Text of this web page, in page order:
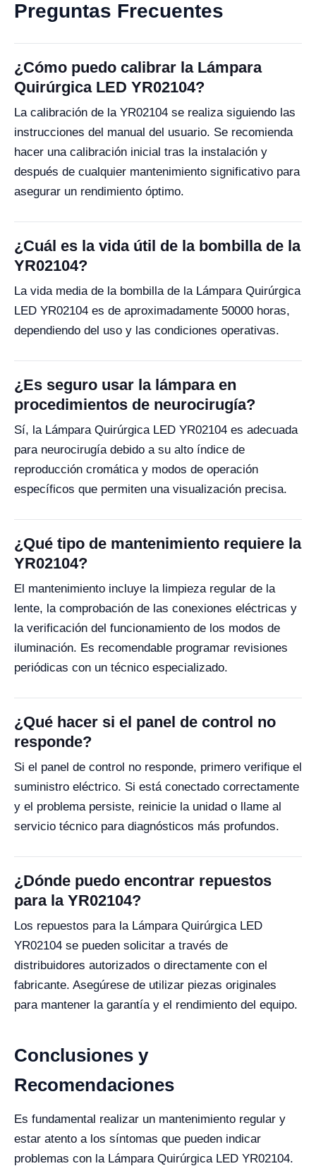
Preguntas Frecuentes
¿Cómo puedo calibrar la Lámpara
Quirúrgica LED YR02104?
La calibración de la YR02104 se realiza siguiendo las
instrucciones del manual del usuario. Se recomienda
hacer una calibración inicial tras la instalación y
después de cualquier mantenimiento significativo para
asegurar un rendimiento óptimo.
¿Cuál es la vida útil de la bombilla de la
YR02104?
La vida media de la bombilla de la Lámpara Quirúrgica
LED YR02104 es de aproximadamente 50000 horas,
dependiendo del uso y las condiciones operativas.
¿Es seguro usar la lámpara en
procedimientos de neurocirugía?
Sí, la Lámpara Quirúrgica LED YR02104 es adecuada
para neurocirugía debido a su alto índice de
reproducción cromática y modos de operación
específicos que permiten una visualización precisa.
¿Qué tipo de mantenimiento requiere la
YR02104?
El mantenimiento incluye la limpieza regular de la
lente, la comprobación de las conexiones eléctricas y
la verificación del funcionamiento de los modos de
iluminación. Es recomendable programar revisiones
periódicas con un técnico especializado.
¿Qué hacer si el panel de control no
responde?
Si el panel de control no responde, primero verifique el
suministro eléctrico. Si está conectado correctamente
y el problema persiste, reinicie la unidad o llame al
servicio técnico para diagnósticos más profundos.
¿Dónde puedo encontrar repuestos
para la YR02104?
Los repuestos para la Lámpara Quirúrgica LED
YR02104 se pueden solicitar a través de
distribuidores autorizados o directamente con el
fabricante. Asegúrese de utilizar piezas originales
para mantener la garantía y el rendimiento del equipo.
Conclusiones y
Recomendaciones
Es fundamental realizar un mantenimiento regular y
estar atento a los síntomas que pueden indicar
problemas con la Lámpara Quirúrgica LED YR02104.